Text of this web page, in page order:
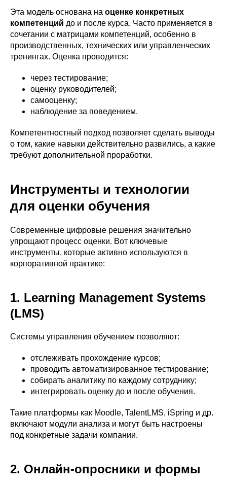
Эта модель основана на оценке конкретных
компетенций до и после курса. Часто применяется в
сочетании с матрицами компетенций, особенно в
производственных, технических или управленческих
тренингах. Оценка проводится:
через тестирование;
оценку руководителей;
самооценку;
наблюдение за поведением.
Компетентностный подход позволяет сделать выводы
о том, какие навыки действительно развились, а какие
требуют дополнительной проработки.
Инструменты и технологии
для оценки обучения
Современные цифровые решения значительно
упрощают процесс оценки. Вот ключевые
инструменты, которые активно используются в
корпоративной практике:
1. Learning Management Systems
(LMS)
Системы управления обучением позволяют:
отслеживать прохождение курсов;
проводить автоматизированное тестирование;
собирать аналитику по каждому сотруднику;
интегрировать оценку до и после обучения.
Такие платформы как Moodle, TalentLMS, iSpring и др.
включают модули анализа и могут быть настроены
под конкретные задачи компании.
2. Онлайн-опросники и формы